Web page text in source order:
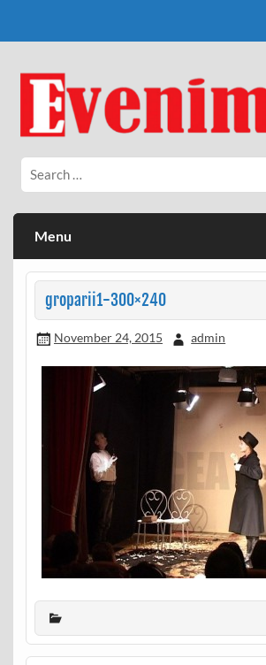
Eveniment Valcean
Menu
groparii1-300×240
November 24, 2015 admin